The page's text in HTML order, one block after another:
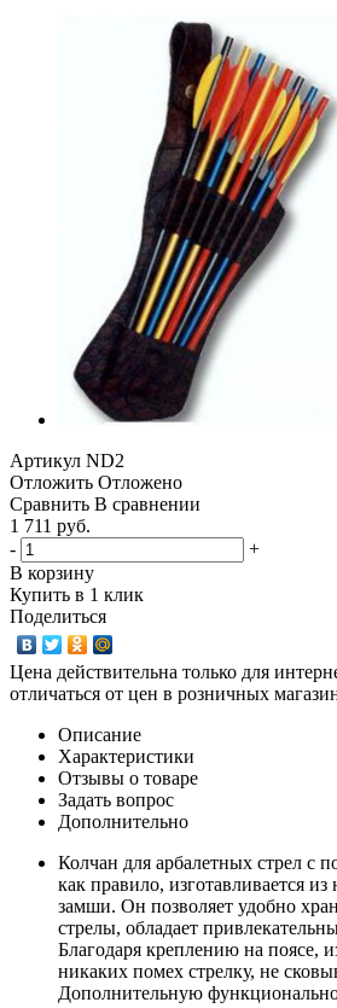
Артикул ND2
Отложить Отложено
Сравнить В сравнении
1 711 руб.
-
+
В корзину
Купить в 1 клик
Поделиться
Цена действительна только для
отличаться от цен в розничных
Описание
Характеристики
Отзывы о товаре
Задать вопрос
Дополнительно
Колчан для арбалетных стрел с
как правило, изготавливается
замши. Он позволяет удобно
стрелы, обладает
Благодаря креплению на поясе,
никаких помех стрелку, не
Дополнительную